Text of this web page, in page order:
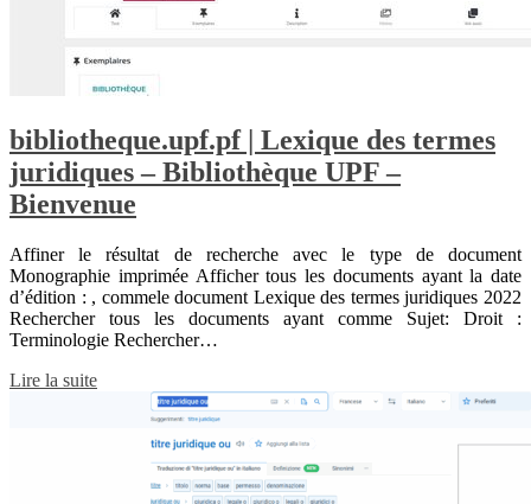
bibliotheque.upf.pf | Lexique des termes
juridiques – Bibliothèque UPF –
Bienvenue
Affiner le résultat de recherche avec le type de document
Monographie imprimée Afficher tous les documents ayant la date
d’édition : , commele document Lexique des termes juridiques 2022
Rechercher tous les documents ayant comme Sujet: Droit :
Terminologie Rechercher…
Lire la suite